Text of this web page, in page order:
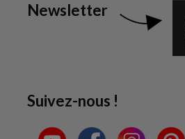
Newsletter
Suivez-nous !